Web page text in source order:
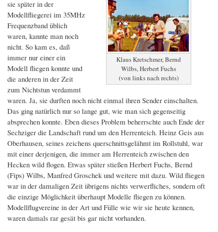
Klaus Kretschmer, Bernd
Wilbs, Herbert Fuchs
(von links nach rechts)
sie später in der
Modellfliegerei im 35MHz
Frequenzband üblich
waren, kannte man noch
nicht. So kam es, daß
immer nur einer ein
Modell fliegen konnte und
die anderen in der Zeit
zum Nichtstun verdammt
waren. Ja, sie durften noch nicht einmal ihren Sender einschalten.
Das ging natürlich nur so lange gut, wie man sich gegenseitig
absprechen konnte. Eben dieses Problem beherrschte auch Ende der
Sechziger die Landschaft rund um den Herrenteich. Heinz Geis aus
Oberhausen, seines zeichens querschnittsgelähmt im Rollstuhl, war
mit einer derjenigen, die immer am Herrenteich zwischen den
Hecken wild flogen. Etwas später stießen Herbert Fuchs, Bernd
(Fips) Wilbs, Manfred Groschek und weitere mit dazu. Wild fliegen
war in der damaligen Zeit übrigens nichts verwerfliches, sondern oft
die einzige Möglichkeit überhaupt Modelle fliegen zu können.
Modellflugvereine in der Art und Fülle wie wir sie heute kennen,
waren damals rar gesät bis gar nicht vorhanden.